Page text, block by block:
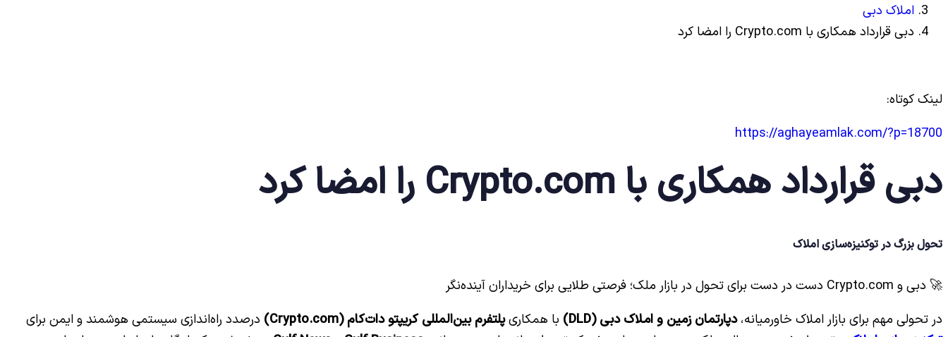
املاک دبی
دبی قرارداد همکاری با Crypto.com را امضا کرد
لینک کوتاه:
https://aghayeamlak.com/?p=18700
دبی قرارداد همکاری با Crypto.com را امضا کرد
تحول بزرگ در توکنیزه‌سازی املاک
🚀 دبی و Crypto.com دست در دست برای تحول در بازار ملک؛ فرصتی طلایی برای خریداران آینده‌نگر
در تحولی مهم برای بازار املاک خاورمیانه،دپارتمان زمین و املاک دبی (DLD) با همکاریپلتفرم بین‌المللی کریپتو دات‌کام (Crypto.com)
درصدد راه‌اندازی سیستمی هوشمند و ایمن برای